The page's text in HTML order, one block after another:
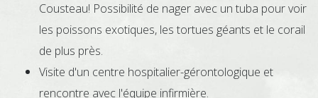
Cousteau! Possibilité de nager avec un tuba pour voir
les poissons exotiques, les tortues géants et le corail
de plus près.
Visite d'un centre hospitalier-gérontologique et
rencontre avec l'équipe infirmière.